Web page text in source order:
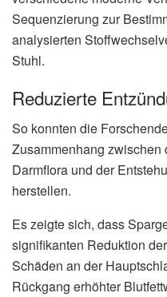
Sequenzierung zur
analysierten
Stuhl.
Reduzierte
So konnten die
Zusammenhang
Darmflora und der
herstellen.
Es zeigte sich, dass
signifikanten Reduktion
Schäden an der
Rückgang erhöhter